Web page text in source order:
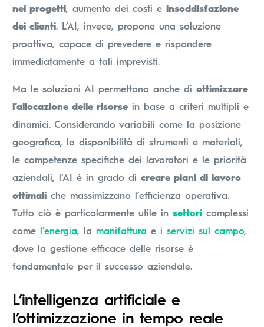
nei progetti, aumento dei costi einsoddisfazione
dei clienti. L’AI, invece, propone una soluzione
proattiva, capace di prevedere e rispondere
immediatamente a tali imprevisti.
Ma le soluzioni AI permettono anche diottimizzare
l’allocazione delle risorse in base a criteri multipli e
dinamici. Considerando variabili come la posizione
geografica, la disponibilità di strumenti e materiali,
le competenze specifiche dei lavoratori e le priorità
aziendali, l’AI è in grado dicreare piani di lavoro
ottimali che massimizzano l’efficienza operativa.
Tutto ciò è particolarmente utile insettori complessi
comel’energia, lamanifattura e iservizi sul campo,
dove la gestione efficace delle risorse è
fondamentale per il successo aziendale.
L’intelligenza artificiale e
l’ottimizzazione in tempo reale